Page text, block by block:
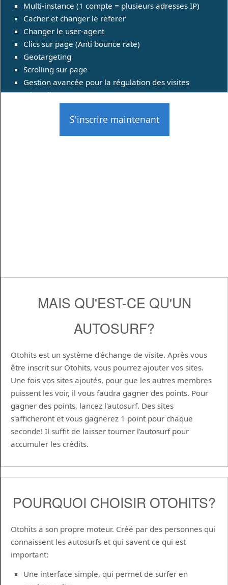
Multi-instance (1 compte = plusieurs adresses IP)
Cacher et changer le referer
Changer le user-agent
Clics sur page (Anti bounce rate)
Geotargeting
Scrolling sur page
Gestion avancée pour la régulation des visites
(Throttling)
S'inscrire maintenant
MAIS QU'EST-CE QU'UN
AUTOSURF?
Otohits est un système d'échange de visite. Après vous
être inscrit sur Otohits, vous pourrez ajouter vos sites.
Une fois vos sites ajoutés, pour que les autres membres
puissent les voir, il vous faudra gagner des points. Pour
gagner des points, lancez l'autosurf. Des sites
s'afficheront et vous gagnerez 1 point pour chaque
seconde! Il suffit de laisser tourner l'autosurf pour
accumuler les crédits.
POURQUOI CHOISIR OTOHITS?
Otohits a son propre moteur. Créé par des personnes qui
connaissent les autosurfs et qui savent ce qui est
important:
Une interface simple, qui permet de surfer en